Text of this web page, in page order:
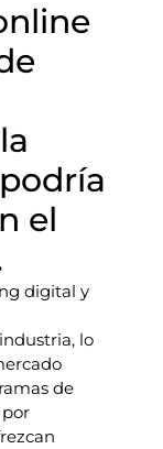
el
digital y
lo
de